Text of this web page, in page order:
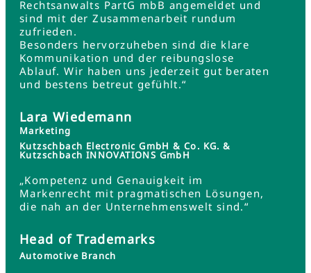
Rechtsanwalts PartG mbB angemeldet und
sind mit der Zusammenarbeit rundum
zufrieden.
Besonders hervorzuheben sind die klare
Kommunikation und der reibungslose
Ablauf. Wir haben uns jederzeit gut beraten
und bestens betreut gefühlt.“
Lara Wiedemann
Marketing
Kutzschbach Electronic GmbH & Co. KG. &
Kutzschbach INNOVATIONS GmbH
„Kompetenz und Genauigkeit im
Markenrecht mit pragmatischen Lösungen,
die nah an der Unternehmenswelt sind.“
Head of Trademarks
Automotive Branch